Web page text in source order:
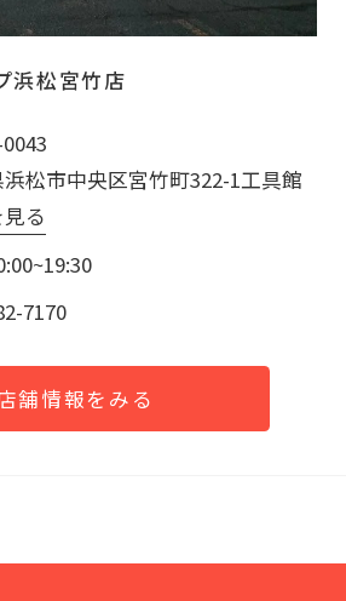
浜松宮竹店
松市中央区宮竹町322-1工具館
る
7170
舗情報をみる